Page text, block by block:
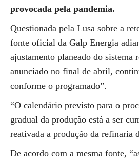
provocada pela pandemia.
Questionada pela Lusa sobre a
fonte oficial da Galp Energia
ajustamento planeado do sistema
anunciado no final de abril,
conforme o programado”.
“O calendário previsto para o
gradual da produção está a ser
reativada a produção da refinaria
De acordo com a mesma fonte,